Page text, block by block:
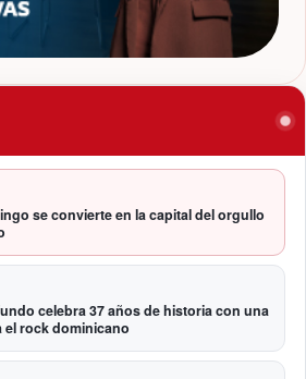
se convierte en la capital del orgullo
celebra 37 años de historia con una
el rock dominicano